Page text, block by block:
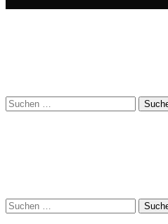
Suchen
nach:
Suchen
nach: